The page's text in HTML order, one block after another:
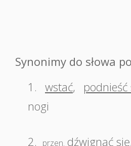
Synonimy do słowa
1. wstać, podnieść
nogi
2. przen. dźwignąć się,